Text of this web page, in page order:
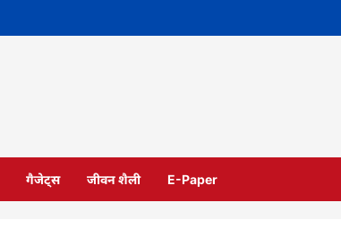
गैजेट्स जीवन शैली E-Paper